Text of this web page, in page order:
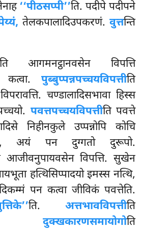
‘‘पीठसप्पी’’ति. पदीपे पदीपने
तेलकपालादिउपकरणं. वुत्तन्ति
ति आगमनट्ठानवसेन विपत्ति
कत्वा. पुब्बुप्पन्नपच्चयविपत्तीति
चण्डालादिसभावा हिस्स
पवत्तपच्चयविपत्तीति पवत्ते
निहीनकुले उप्पन्नोपि कोचि
अयं पन दुग्गतो दुरूपो.
आजीवनुपायवसेन विपत्ति. सुखेन
हत्थिसिप्पादयो इमस्स नत्थि,
पन कत्वा जीविकं पवत्तेति.
ति. अत्तभावविपत्तीति
दुक्खकारणसमायोगोति